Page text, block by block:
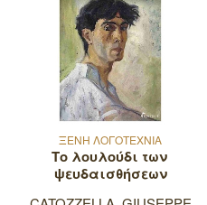
ΞΕΝΗ ΛΟΓΟΤΕΧΝΙΑ
Το λουλούδι των
ψευδαισθήσεων